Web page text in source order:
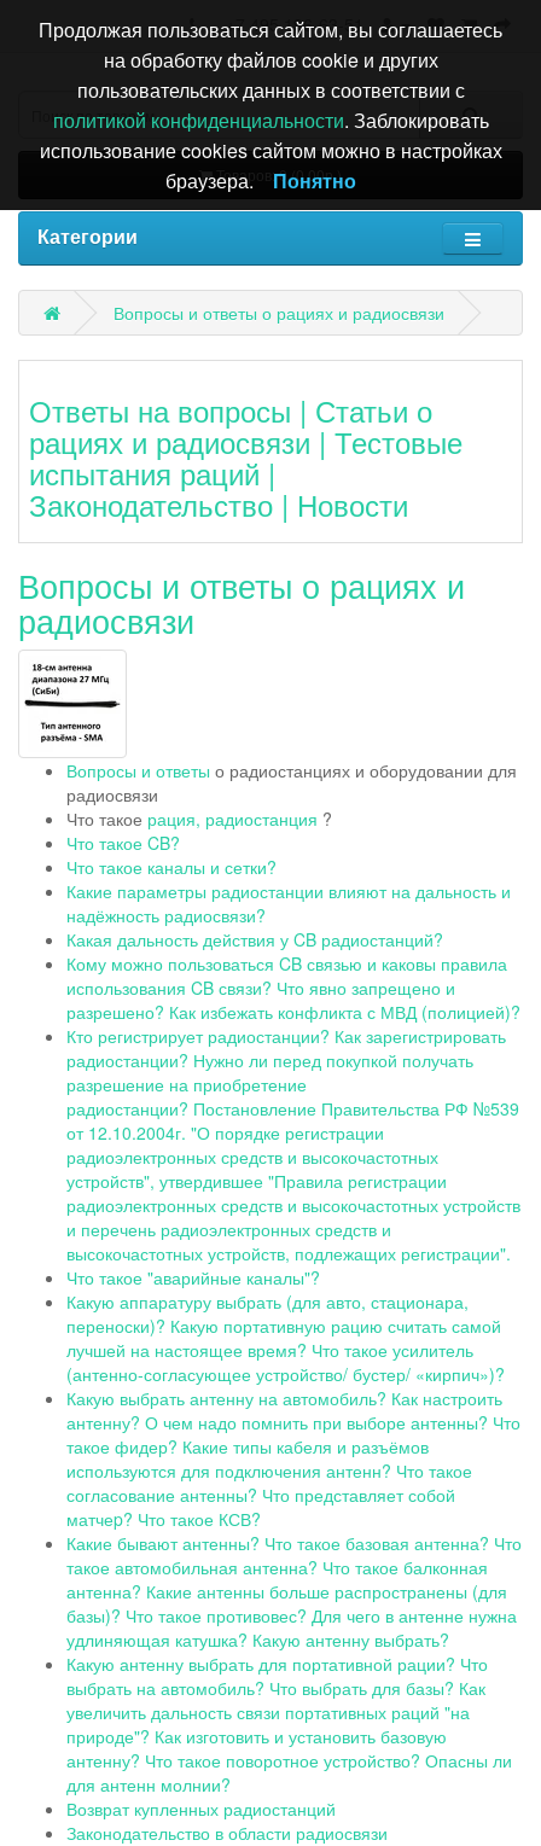
+7 495 196-63-51
Товаров: 0 (0.00р.)
Категории
Вопросы и ответы о рациях и радиосвязи
Ответы на вопросы | Статьи о
рациях и радиосвязи | Тестовые
испытания раций |
Законодательство | Новости
Вопросы и ответы о рациях и
радиосвязи
Вопросы и ответы о радиостанциях и оборудовании для
радиосвязи
Что такое рация, радиостанция ?
Что такое CB?
Что такое каналы и сетки?
Какие параметры радиостанции влияют на дальность и
надёжность радиосвязи?
Какая дальность действия у CB радиостанций?
Кому можно пользоваться CB связью и каковы правила
использования CB связи? Что явно запрещено и
разрешено? Как избежать конфликта с МВД (полицией)?
Кто регистрирует радиостанции? Как зарегистрировать
радиостанции? Нужно ли перед покупкой получать
разрешение на приобретение
радиостанции? Постановление Правительства РФ №539
от 12.10.2004г. "О порядке регистрации
радиоэлектронных средств и высокочастотных
устройств", утвердившее "Правила регистрации
радиоэлектронных средств и высокочастотных устройств
и перечень радиоэлектронных средств и
высокочастотных устройств, подлежащих регистрации".
Что такое "аварийные каналы"?
Какую аппаратуру выбрать (для авто, стационара,
переноски)? Какую портативную рацию считать самой
лучшей на настоящее время? Что такое усилитель
(антенно-согласующее устройство/ бустер/ «кирпич»)?
Какую выбрать антенну на автомобиль? Как настроить
антенну? О чем надо помнить при выборе антенны? Что
такое фидер? Какие типы кабеля и разъёмов
используются для подключения антенн? Что такое
согласование антенны? Что представляет собой
матчеp? Что такое КСВ?
Какие бывают антенны? Что такое базовая антенна? Что
такое автомобильная антенна? Что такое балконная
антенна? Какие антенны больше распространены (для
базы)? Что такое противовес? Для чего в антенне нужна
удлиняющая катушка? Какую антенну выбрать?
Какую антенну выбрать для портативной рации? Что
выбрать на автомобиль? Что выбрать для базы? Как
увеличить дальность связи портативных раций "на
природе"? Как изготовить и установить базовую
антенну? Что такое поворотное устройство? Опасны ли
для антенн молнии?
Возврат купленных радиостанций
Законодательство в области радиосвязи
Продолжая пользоваться сайтом, вы соглашаетесь
на обработку файлов cookie и других
пользовательских данных в соответствии с
политикой конфиденциальности. Заблокировать
использование cookies сайтом можно в настройках
браузера.
Понятно